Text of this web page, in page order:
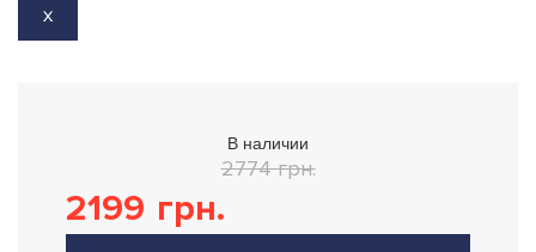
X
В наличии
2774 грн.
2199 грн.